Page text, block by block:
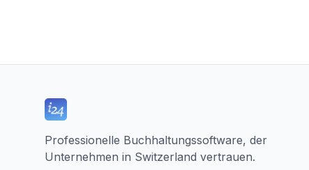
Professionelle Buchhaltungssoftware, der
Unternehmen in Switzerland vertrauen.